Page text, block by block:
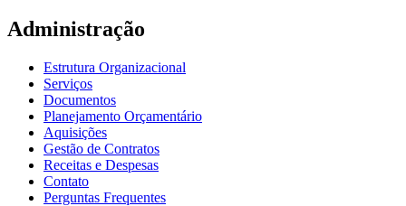
Administração
Estrutura Organizacional
Serviços
Documentos
Planejamento Orçamentário
Aquisições
Gestão de Contratos
Receitas e Despesas
Contato
Perguntas Frequentes